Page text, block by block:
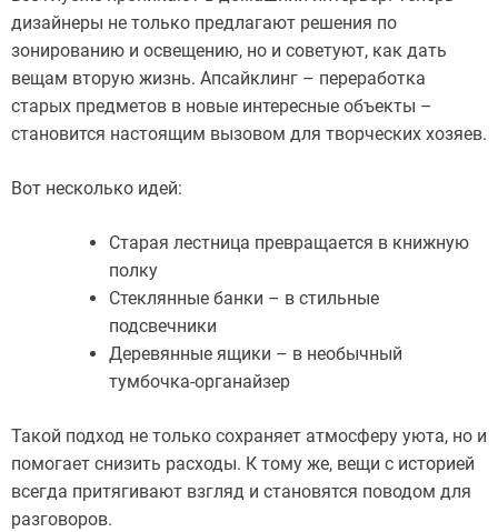
дизайнеры не только предлагают решения по
зонированию и освещению, но и советуют, как дать
вещам вторую жизнь. Апсайклинг – переработка
старых предметов в новые интересные объекты –
становится настоящим вызовом для творческих хозяев.
Вот несколько идей:
Старая лестница превращается в книжную
полку
Стеклянные банки – в стильные
подсвечники
Деревянные ящики – в необычный
тумбочка-органайзер
Такой подход не только сохраняет атмосферу уюта, но и
помогает снизить расходы. К тому же, вещи с историей
всегда притягивают взгляд и становятся поводом для
разговоров.